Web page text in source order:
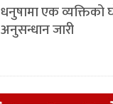
धनुषामा एक व्यक्तिको
अनुसन्धान जारी